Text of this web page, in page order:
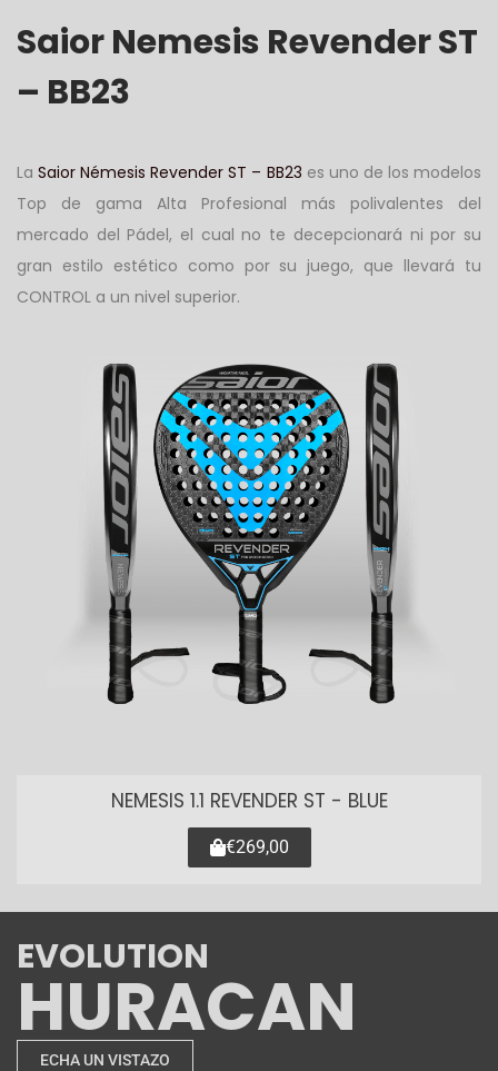
Saior Nemesis Revender ST
– BB23
LaSaior Némesis Revender ST – BB23 es uno de los modelos
Top de gama Alta Profesional más polivalentes del
mercado del Pádel, el cual no te decepcionará ni por su
gran estilo estético como por su juego, que llevará tu
CONTROL a un nivel superior.
NEMESIS 1.1 REVENDER ST - BLUE
€269,00
EVOLUTION
HURACAN
ECHA UN VISTAZO